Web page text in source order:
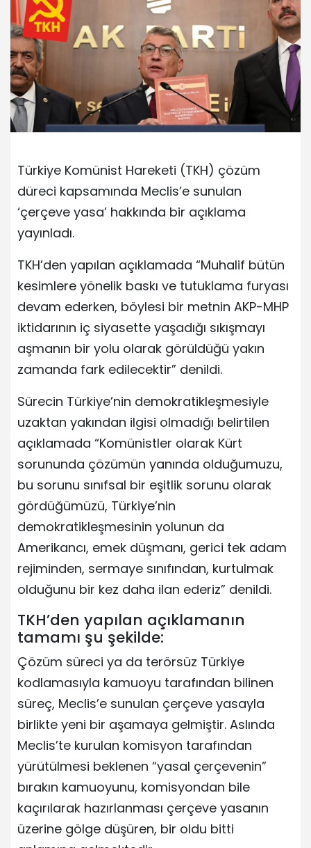
Türkiye Komünist Hareketi (TKH) çözüm
düreci kapsamında Meclis’e sunulan
‘çerçeve yasa’ hakkında bir açıklama
yayınladı.
TKH’den yapılan açıklamada “Muhalif bütün
kesimlere yönelik baskı ve tutuklama furyası
devam ederken, böylesi bir metnin AKP-MHP
iktidarının iç siyasette yaşadığı sıkışmayı
aşmanın bir yolu olarak görüldüğü yakın
zamanda fark edilecektir” denildi.
Sürecin Türkiye’nin demokratikleşmesiyle
uzaktan yakından ilgisi olmadığı belirtilen
açıklamada “Komünistler olarak Kürt
sorununda çözümün yanında olduğumuzu,
bu sorunu sınıfsal bir eşitlik sorunu olarak
gördüğümüzü, Türkiye’nin
demokratikleşmesinin yolunun da
Amerikancı, emek düşmanı, gerici tek adam
rejiminden, sermaye sınıfından, kurtulmak
olduğunu bir kez daha ilan ederiz” denildi.
TKH’den yapılan açıklamanın
tamamı şu şekilde:
Çözüm süreci ya da terörsüz Türkiye
kodlamasıyla kamuoyu tarafından bilinen
süreç, Meclis’e sunulan çerçeve yasayla
birlikte yeni bir aşamaya gelmiştir. Aslında
Meclis’te kurulan komisyon tarafından
yürütülmesi beklenen “yasal çerçevenin”
bırakın kamuoyunu, komisyondan bile
kaçırılarak hazırlanması çerçeve yasanın
üzerine gölge düşüren, bir oldu bitti